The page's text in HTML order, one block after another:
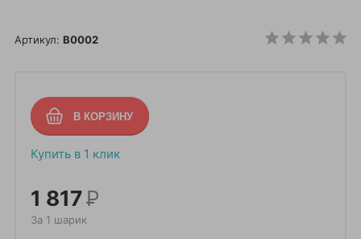
Артикул: B0002
Купить в 1 клик
1 817Р
За 1 шарик